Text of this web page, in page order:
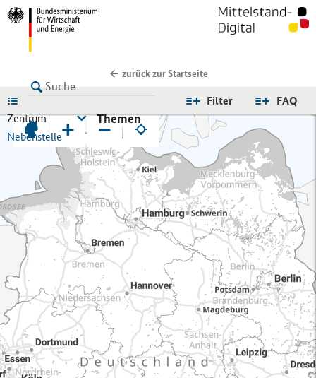
zurück zur Startseite
FAQ
Filter
Zentrum
Nebenstelle
Themen
+ −